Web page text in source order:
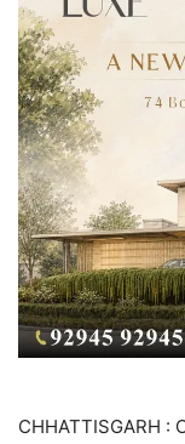
CHHATTISGARH